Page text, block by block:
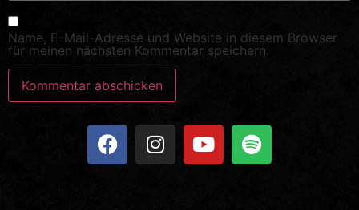
Name, E-Mail-Adresse und Website in diesem Browser
für meinen nächsten Kommentar speichern.